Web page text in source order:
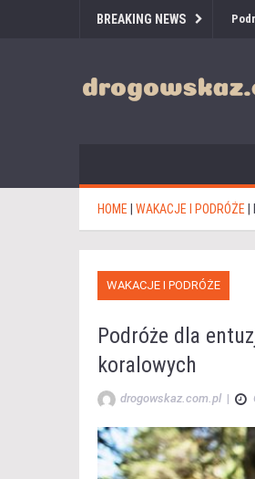
BREAKING NEWS
HOME WAKACJE I PODRÓŻE
WAKACJE I PODRÓŻE
Podróże dla
koralowych
drogowskaz.com.pl |